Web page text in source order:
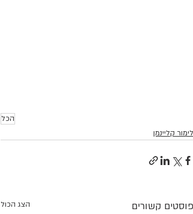
הכל
לימור קליינמן
פוסטים קשורים הצג הכול